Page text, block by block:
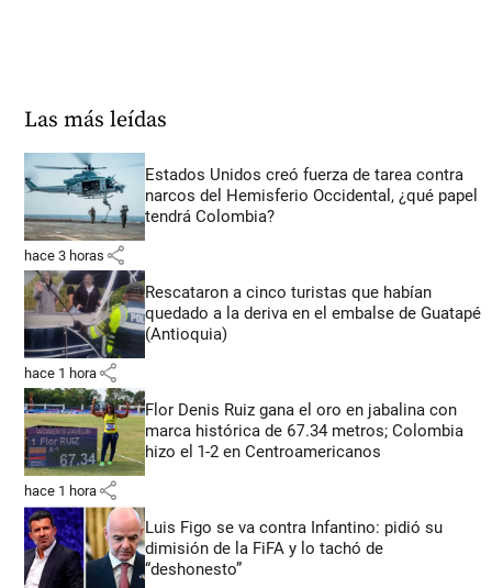
Las más leídas
Estados Unidos creó fuerza de tarea contra
narcos del Hemisferio Occidental, ¿qué papel
tendrá Colombia?
hace 3 horas share
Rescataron a cinco turistas que habían
quedado a la deriva en el embalse de Guatapé
(Antioquia)
hace 1 hora share
Flor Denis Ruiz gana el oro en jabalina con
marca histórica de 67.34 metros; Colombia
hizo el 1-2 en Centroamericanos
hace 1 hora share
Luis Figo se va contra Infantino: pidió su
dimisión de la FiFA y lo tachó de
“deshonesto”